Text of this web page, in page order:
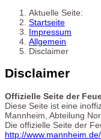
Aktuelle Seite:
Startseite
Impressum
Allgemein
Disclaimer
Disclaimer
Offizielle Seite der
Diese Seite ist eine
Mannheim, Abteilung
Die offizielle Seite der
http://